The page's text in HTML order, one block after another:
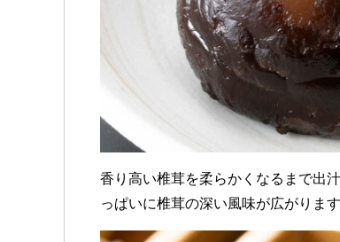
香り高い椎茸を柔らかくなるまで出
っぱいに椎茸の深い風味が広がります